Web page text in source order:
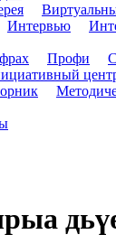
Интервью
Профи